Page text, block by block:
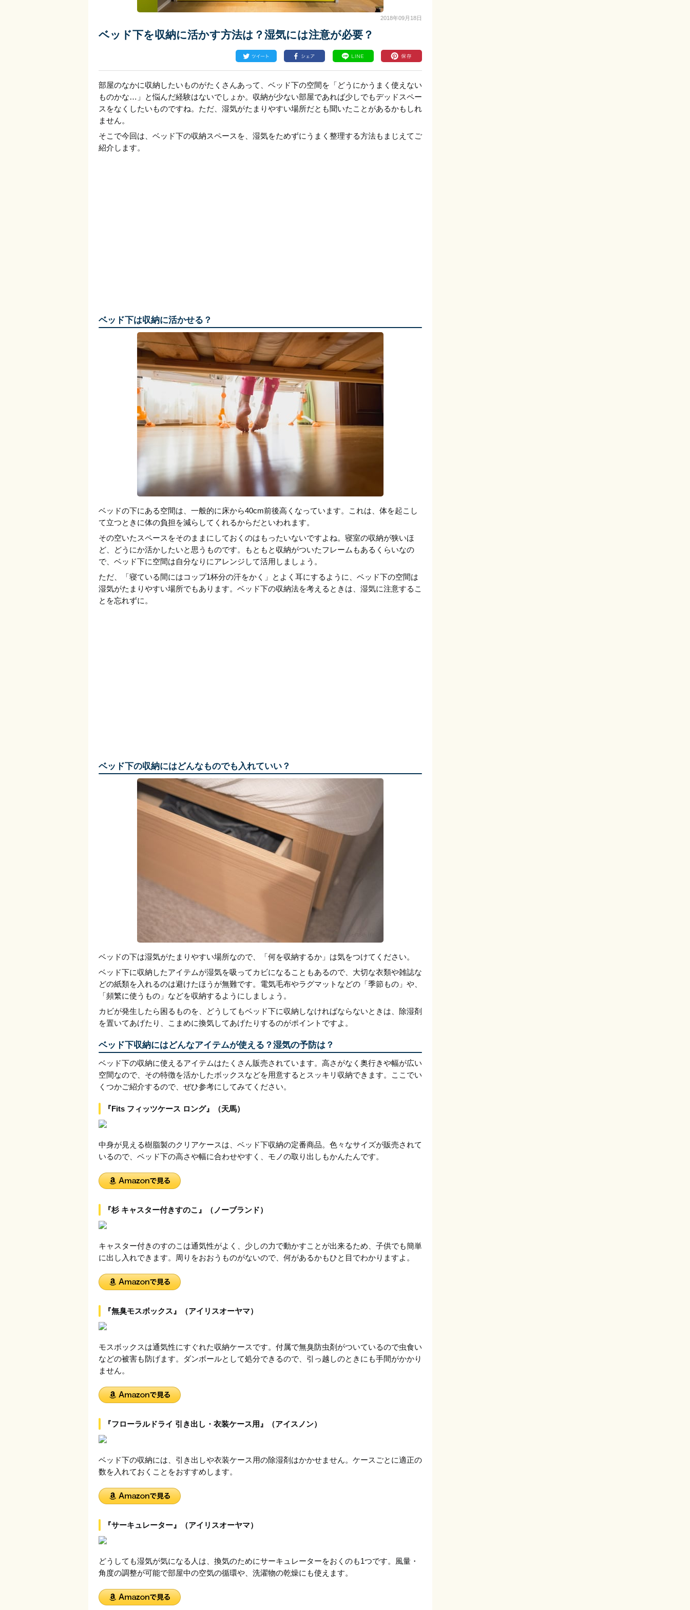
2018年09月18日
ベッド下を収納に活かす方法は？湿気には注意が必要？
部屋のなかに収納したいものがたくさんあって、ベッド下の空間を「どうにかうまく使えない
ものかな…」と悩んだ経験はないでしょか。収納が少ない部屋であれば少しでもデッドスペー
スをなくしたいものですね。ただ、湿気がたまりやすい場所だとも聞いたことがあるかもしれ
ません。
そこで今回は、ベッド下の収納スペースを、湿気をためずにうまく整理する方法もまじえてご
紹介します。
ベッド下は収納に活かせる？
ベッドの下にある空間は、一般的に床から40cm前後高くなっています。これは、体を起こし
て立つときに体の負担を減らしてくれるからだといわれます。
その空いたスペースをそのままにしておくのはもったいないですよね。寝室の収納が狭いほ
ど、どうにか活かしたいと思うものです。もともと収納がついたフレームもあるくらいなの
で、ベッド下に空間は自分なりにアレンジして活用しましょう。
ただ、「寝ている間にはコップ1杯分の汗をかく」とよく耳にするように、ベッド下の空間は
湿気がたまりやすい場所でもあります。ベッド下の収納法を考えるときは、湿気に注意するこ
とを忘れずに。
ベッド下の収納にはどんなものでも入れていい？
ベッドの下は湿気がたまりやすい場所なので、「何を収納するか」は気をつけてください。
ベッド下に収納したアイテムが湿気を吸ってカビになることもあるので、大切な衣類や雑誌な
どの紙類を入れるのは避けたほうが無難です。電気毛布やラグマットなどの「季節もの」や、
「頻繁に使うもの」などを収納するようにしましょう。
カビが発生したら困るものを、どうしてもベッド下に収納しなければならないときは、除湿剤
を置いてあげたり、こまめに換気してあげたりするのがポイントですよ。
ベッド下収納にはどんなアイテムが使える？湿気の予防は？
ベッド下の収納に使えるアイテムはたくさん販売されています。高さがなく奥行きや幅が広い
空間なので、その特徴を活かしたボックスなどを用意するとスッキリ収納できます。ここでい
くつかご紹介するので、ぜひ参考にしてみてください。
『Fits フィッツケース ロング』（天馬）
中身が見える樹脂製のクリアケースは、ベッド下収納の定番商品。色々なサイズが販売されて
いるので、ベッド下の高さや幅に合わせやすく、モノの取り出しもかんたんです。
『杉 キャスター付きすのこ』（ノーブランド）
キャスター付きのすのこは通気性がよく、少しの力で動かすことが出来るため、子供でも簡単
に出し入れできます。周りをおおうものがないので、何があるかもひと目でわかりますよ。
『無臭モスボックス』（アイリスオーヤマ）
モスボックスは通気性にすぐれた収納ケースです。付属で無臭防虫剤がついているので虫食い
などの被害も防げます。ダンボールとして処分できるので、引っ越しのときにも手間がかかり
ません。
『フローラルドライ 引き出し・衣装ケース用』（アイスノン）
ベッド下の収納には、引き出しや衣装ケース用の除湿剤はかかせません。ケースごとに適正の
数を入れておくことをおすすめします。
『サーキュレーター』（アイリスオーヤマ）
どうしても湿気が気になる人は、換気のためにサーキュレーターをおくのも1つです。風量・
角度の調整が可能で部屋中の空気の循環や、洗濯物の乾燥にも使えます。